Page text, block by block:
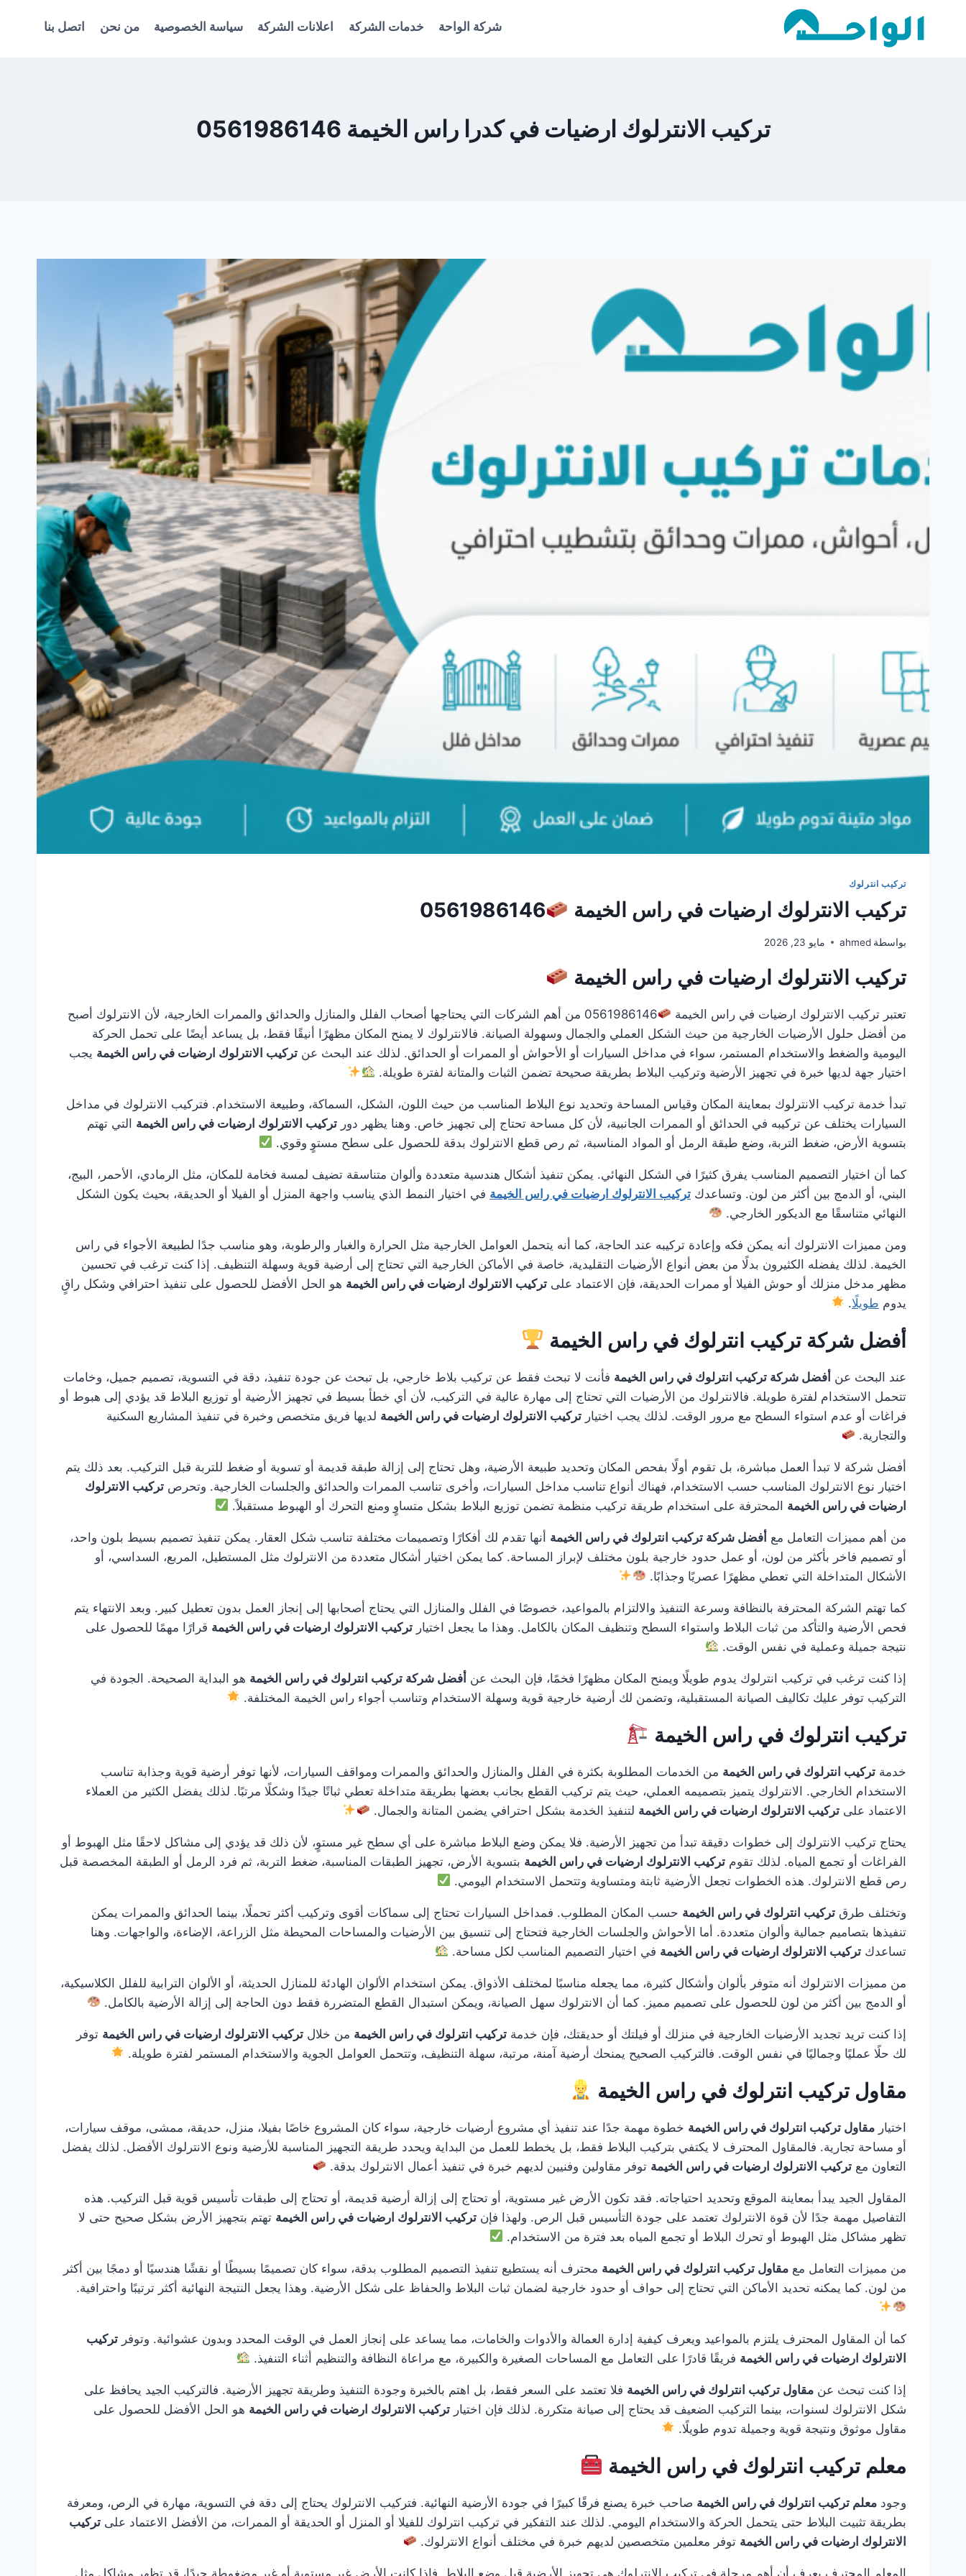
شركة الواحة خدمات الشركة اعلانات الشركة سياسة الخصوصية من نحن اتصل بنا
تركيب الانترلوك ارضيات في كدرا راس الخيمة 0561986146
تركيب انترلوك
تركيب الانترلوك ارضيات في راس الخيمة 0561986146
بواسطة ahmed مايو 23, 2026
تركيب الانترلوك ارضيات في راس الخيمة
تعتبر تركيب الانترلوك ارضيات في راس الخيمة
0561986146 من أهم الشركات التي يحتاجها أصحاب الفلل والمنازل والحدائق والممرات الخارجية، لأن الانترلوك أصبح
من أفضل حلول الأرضيات الخارجية من حيث الشكل العملي والجمال وسهولة الصيانة. فالانترلوك لا يمنح المكان مظهرًا أنيقًا فقط، بل يساعد أيضًا على تحمل الحركة
اليومية والضغط والاستخدام المستمر، سواء في مداخل السيارات أو الأحواش أو الممرات أو الحدائق. لذلك عند البحث عن تركيب الانترلوك ارضيات في راس الخيمة يجب
اختيار جهة لديها خبرة في تجهيز الأرضية وتركيب البلاط بطريقة صحيحة تضمن الثبات والمتانة لفترة طويلة.
تبدأ خدمة تركيب الانترلوك بمعاينة المكان وقياس المساحة وتحديد نوع البلاط المناسب من حيث اللون، الشكل، السماكة، وطبيعة الاستخدام. فتركيب الانترلوك في مداخل
السيارات يختلف عن تركيبه في الحدائق أو الممرات الجانبية، لأن كل مساحة تحتاج إلى تجهيز خاص. وهنا يظهر دور تركيب الانترلوك ارضيات في راس الخيمة التي تهتم
بتسوية الأرض، ضغط التربة، وضع طبقة الرمل أو المواد المناسبة، ثم رص قطع الانترلوك بدقة للحصول على سطح مستوٍ وقوي.
كما أن اختيار التصميم المناسب يفرق كثيرًا في الشكل النهائي. يمكن تنفيذ أشكال هندسية متعددة وألوان متناسقة تضيف لمسة فخامة للمكان، مثل الرمادي، الأحمر، البيج،
البني، أو الدمج بين أكثر من لون. وتساعدك تركيب الانترلوك ارضيات في راس الخيمة في اختيار النمط الذي يناسب واجهة المنزل أو الفيلا أو الحديقة، بحيث يكون الشكل
النهائي متناسقًا مع الديكور الخارجي.
ومن مميزات الانترلوك أنه يمكن فكه وإعادة تركيبه عند الحاجة، كما أنه يتحمل العوامل الخارجية مثل الحرارة والغبار والرطوبة، وهو مناسب جدًا لطبيعة الأجواء في راس
الخيمة. لذلك يفضله الكثيرون بدلًا من بعض أنواع الأرضيات التقليدية، خاصة في الأماكن الخارجية التي تحتاج إلى أرضية قوية وسهلة التنظيف. إذا كنت ترغب في تحسين
مظهر مدخل منزلك أو حوش الفيلا أو ممرات الحديقة، فإن الاعتماد على تركيب الانترلوك ارضيات في راس الخيمة هو الحل الأفضل للحصول على تنفيذ احترافي وشكل راقٍ
يدوم طويلًا.
أفضل شركة تركيب انترلوك في راس الخيمة
عند البحث عن أفضل شركة تركيب انترلوك في راس الخيمة فأنت لا تبحث فقط عن تركيب بلاط خارجي، بل تبحث عن جودة تنفيذ، دقة في التسوية، تصميم جميل، وخامات
تتحمل الاستخدام لفترة طويلة. فالانترلوك من الأرضيات التي تحتاج إلى مهارة عالية في التركيب، لأن أي خطأ بسيط في تجهيز الأرضية أو توزيع البلاط قد يؤدي إلى هبوط أو
فراغات أو عدم استواء السطح مع مرور الوقت. لذلك يجب اختيار تركيب الانترلوك ارضيات في راس الخيمة لديها فريق متخصص وخبرة في تنفيذ المشاريع السكنية
والتجارية.
أفضل شركة لا تبدأ العمل مباشرة، بل تقوم أولًا بفحص المكان وتحديد طبيعة الأرضية، وهل تحتاج إلى إزالة طبقة قديمة أو تسوية أو ضغط للتربة قبل التركيب. بعد ذلك يتم
اختيار نوع الانترلوك المناسب حسب الاستخدام، فهناك أنواع تناسب مداخل السيارات، وأخرى تناسب الممرات والحدائق والجلسات الخارجية. وتحرص تركيب الانترلوك
ارضيات في راس الخيمة المحترفة على استخدام طريقة تركيب منظمة تضمن توزيع البلاط بشكل متساوٍ ومنع التحرك أو الهبوط مستقبلاً.
من أهم مميزات التعامل مع أفضل شركة تركيب انترلوك في راس الخيمة أنها تقدم لك أفكارًا وتصميمات مختلفة تناسب شكل العقار. يمكن تنفيذ تصميم بسيط بلون واحد،
أو تصميم فاخر بأكثر من لون، أو عمل حدود خارجية بلون مختلف لإبراز المساحة. كما يمكن اختيار أشكال متعددة من الانترلوك مثل المستطيل، المربع، السداسي، أو
الأشكال المتداخلة التي تعطي مظهرًا عصريًا وجذابًا.
كما تهتم الشركة المحترفة بالنظافة وسرعة التنفيذ والالتزام بالمواعيد، خصوصًا في الفلل والمنازل التي يحتاج أصحابها إلى إنجاز العمل بدون تعطيل كبير. وبعد الانتهاء يتم
فحص الأرضية والتأكد من ثبات البلاط واستواء السطح وتنظيف المكان بالكامل. وهذا ما يجعل اختيار تركيب الانترلوك ارضيات في راس الخيمة قرارًا مهمًا للحصول على
نتيجة جميلة وعملية في نفس الوقت.
إذا كنت ترغب في تركيب انترلوك يدوم طويلًا ويمنح المكان مظهرًا فخمًا، فإن البحث عن أفضل شركة تركيب انترلوك في راس الخيمة هو البداية الصحيحة. الجودة في
التركيب توفر عليك تكاليف الصيانة المستقبلية، وتضمن لك أرضية خارجية قوية وسهلة الاستخدام وتناسب أجواء راس الخيمة المختلفة.
تركيب انترلوك في راس الخيمة
خدمة تركيب انترلوك في راس الخيمة من الخدمات المطلوبة بكثرة في الفلل والمنازل والحدائق والممرات ومواقف السيارات، لأنها توفر أرضية قوية وجذابة تناسب
الاستخدام الخارجي. الانترلوك يتميز بتصميمه العملي، حيث يتم تركيب القطع بجانب بعضها بطريقة متداخلة تعطي ثباتًا جيدًا وشكلًا مرتبًا. لذلك يفضل الكثير من العملاء
الاعتماد على تركيب الانترلوك ارضيات في راس الخيمة لتنفيذ الخدمة بشكل احترافي يضمن المتانة والجمال.
يحتاج تركيب الانترلوك إلى خطوات دقيقة تبدأ من تجهيز الأرضية. فلا يمكن وضع البلاط مباشرة على أي سطح غير مستوٍ، لأن ذلك قد يؤدي إلى مشاكل لاحقًا مثل الهبوط أو
الفراغات أو تجمع المياه. لذلك تقوم تركيب الانترلوك ارضيات في راس الخيمة بتسوية الأرض، تجهيز الطبقات المناسبة، ضغط التربة، ثم فرد الرمل أو الطبقة المخصصة قبل
رص قطع الانترلوك. هذه الخطوات تجعل الأرضية ثابتة ومتساوية وتتحمل الاستخدام اليومي.
وتختلف طرق تركيب انترلوك في راس الخيمة حسب المكان المطلوب. فمداخل السيارات تحتاج إلى سماكات أقوى وتركيب أكثر تحملًا، بينما الحدائق والممرات يمكن
تنفيذها بتصاميم جمالية وألوان متعددة. أما الأحواش والجلسات الخارجية فتحتاج إلى تنسيق بين الأرضيات والمساحات المحيطة مثل الزراعة، الإضاءة، والواجهات. وهنا
تساعدك تركيب الانترلوك ارضيات في راس الخيمة في اختيار التصميم المناسب لكل مساحة.
من مميزات الانترلوك أنه متوفر بألوان وأشكال كثيرة، مما يجعله مناسبًا لمختلف الأذواق. يمكن استخدام الألوان الهادئة للمنازل الحديثة، أو الألوان الترابية للفلل الكلاسيكية،
أو الدمج بين أكثر من لون للحصول على تصميم مميز. كما أن الانترلوك سهل الصيانة، ويمكن استبدال القطع المتضررة فقط دون الحاجة إلى إزالة الأرضية بالكامل.
إذا كنت تريد تجديد الأرضيات الخارجية في منزلك أو فيلتك أو حديقتك، فإن خدمة تركيب انترلوك في راس الخيمة من خلال تركيب الانترلوك ارضيات في راس الخيمة توفر
لك حلًا عمليًا وجماليًا في نفس الوقت. فالتركيب الصحيح يمنحك أرضية آمنة، مرتبة، سهلة التنظيف، وتتحمل العوامل الجوية والاستخدام المستمر لفترة طويلة.
مقاول تركيب انترلوك في راس الخيمة
اختيار مقاول تركيب انترلوك في راس الخيمة خطوة مهمة جدًا عند تنفيذ أي مشروع أرضيات خارجية، سواء كان المشروع خاصًا بفيلا، منزل، حديقة، ممشى، موقف سيارات،
أو مساحة تجارية. فالمقاول المحترف لا يكتفي بتركيب البلاط فقط، بل يخطط للعمل من البداية ويحدد طريقة التجهيز المناسبة للأرضية ونوع الانترلوك الأفضل. لذلك يفضل
التعاون مع تركيب الانترلوك ارضيات في راس الخيمة توفر مقاولين وفنيين لديهم خبرة في تنفيذ أعمال الانترلوك بدقة.
المقاول الجيد يبدأ بمعاينة الموقع وتحديد احتياجاته. فقد تكون الأرض غير مستوية، أو تحتاج إلى إزالة أرضية قديمة، أو تحتاج إلى طبقات تأسيس قوية قبل التركيب. هذه
التفاصيل مهمة جدًا لأن قوة الانترلوك تعتمد على جودة التأسيس قبل الرص. ولهذا فإن تركيب الانترلوك ارضيات في راس الخيمة تهتم بتجهيز الأرض بشكل صحيح حتى لا
تظهر مشاكل مثل الهبوط أو تحرك البلاط أو تجمع المياه بعد فترة من الاستخدام.
من مميزات التعامل مع مقاول تركيب انترلوك في راس الخيمة محترف أنه يستطيع تنفيذ التصميم المطلوب بدقة، سواء كان تصميمًا بسيطًا أو نقشًا هندسيًا أو دمجًا بين أكثر
من لون. كما يمكنه تحديد الأماكن التي تحتاج إلى حواف أو حدود خارجية لضمان ثبات البلاط والحفاظ على شكل الأرضية. وهذا يجعل النتيجة النهائية أكثر ترتيبًا واحترافية.
كما أن المقاول المحترف يلتزم بالمواعيد ويعرف كيفية إدارة العمالة والأدوات والخامات، مما يساعد على إنجاز العمل في الوقت المحدد وبدون عشوائية. وتوفر تركيب
الانترلوك ارضيات في راس الخيمة فريقًا قادرًا على التعامل مع المساحات الصغيرة والكبيرة، مع مراعاة النظافة والتنظيم أثناء التنفيذ.
إذا كنت تبحث عن مقاول تركيب انترلوك في راس الخيمة فلا تعتمد على السعر فقط، بل اهتم بالخبرة وجودة التنفيذ وطريقة تجهيز الأرضية. فالتركيب الجيد يحافظ على
شكل الانترلوك لسنوات، بينما التركيب الضعيف قد يحتاج إلى صيانة متكررة. لذلك فإن اختيار تركيب الانترلوك ارضيات في راس الخيمة هو الحل الأفضل للحصول على
مقاول موثوق ونتيجة قوية وجميلة تدوم طويلًا.
معلم تركيب انترلوك في راس الخيمة
وجود معلم تركيب انترلوك في راس الخيمة صاحب خبرة يصنع فرقًا كبيرًا في جودة الأرضية النهائية. فتركيب الانترلوك يحتاج إلى دقة في التسوية، مهارة في الرص، ومعرفة
بطريقة تثبيت البلاط حتى يتحمل الحركة والاستخدام اليومي. لذلك عند التفكير في تركيب انترلوك للفيلا أو المنزل أو الحديقة أو الممرات، من الأفضل الاعتماد على تركيب
الانترلوك ارضيات في راس الخيمة توفر معلمين متخصصين لديهم خبرة في مختلف أنواع الانترلوك.
المعلم المحترف يعرف أن أهم مرحلة في تركيب الانترلوك هي تجهيز الأرضية قبل وضع البلاط. فإذا كانت الأرض غير مستوية أو غير مضغوطة جيدًا، قد تظهر مشاكل مثل